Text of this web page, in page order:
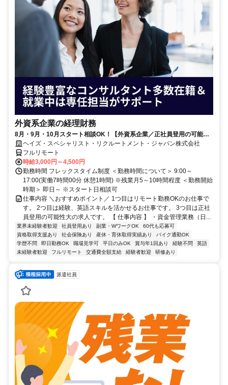
外資系企業の経理財務
8月・9月・10月スタート相談OK！【外資系企業／正社員登用の可能性
大／700万～800万／リモート勤務OK】経理財務
ヘイズ・スペシャリスト・リクルートメント・ジャパン株式会社
フルリモート
時給3,000円～4,500円
勤務時間 フレックスタイム制度 ＜勤務時間について＞ 9:00～
17:00(実働7時間00分 休憩1時間) ※残業月5～10時間程度 ＜勤務開始
時期＞ 即日～ ※スタート日相談可
仕事内容 ＼おすすめポイント／ 1つ目はリモート勤務OKのお仕事で
す。 2つ目は経験、英語スキルを活かせるお仕事です。 3つ目は正社
員登用の可能性大の求人です。 【 仕事内容 】 ・資金管理業務（日...
業界未経験者歓迎 社員登用あり 副業・WワークOK
60代も応募可
資格取得支援あり
社会保険あり 産休・育休取得実績あり
バイク通勤OK
学歴不問
即日勤務OK 職場見学可 平日のみOK 賞与年1回あり 経験不問
英語
未経験者歓迎
フルリモート 交通費全額支給 経験者歓迎 研修あり
派遣社員